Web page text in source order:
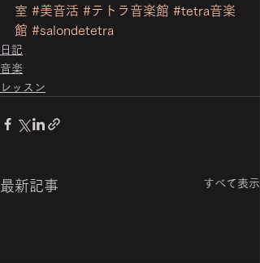
室 #美音活 #テトラ音楽館 #tetra音楽
館 #salondetetra
日記
音楽
レッスン
最新記事 すべて表示